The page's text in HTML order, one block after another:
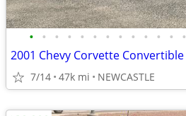
• • • • • • • • • • • • •
2001 Chevy Corvette Convertible
7/14 47k mi NEWCASTLE